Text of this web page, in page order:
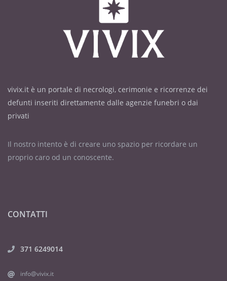
vivix.it è un portale di necrologi, cerimonie e ricorrenze dei
defunti inseriti direttamente dalle agenzie funebri o dai
privati
Il nostro intento è di creare uno spazio per ricordare un
proprio caro od un conoscente.
CONTATTI
371 6249014
info@vivix.it